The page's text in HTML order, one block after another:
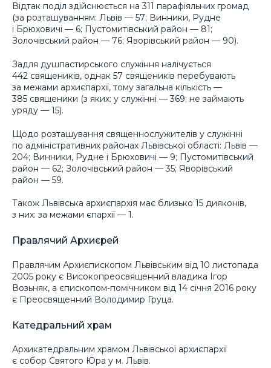
Відтак поділ здійснюється на 311 парафіяльних громад
(за розташуванням: Львів — 57; Винники, Рудне
і Брюховичі — 6; Пустомитівський район — 81;
Золочівський район — 76; Яворівський район — 90).
Задля душпастирського служіння налічується
442 священиків, однак 57 священиків перебувають
за межами архиєпархії, тому загальна кількість —
385 священики (з яких: у служінні — 369; не займають
уряду — 15).
Щодо розташування священнослужителів у служінні
по адміністративних районах Львівської області: Львів —
204; Винники, Рудне і Брюховичі — 9; Пустомитівський
район — 62; Золочівський район — 35; Яворівський
район — 59.
Також Львівська архиєпархія має близько 15 дияконів,
з них: за межами єпархії — 1.
Правлячий Архиєрей
Правлячим Архиєпископом Львівським від 10 листопада
2005 року є Високопреосвященний владика Ігор
Возьняк, а єпископом-помічником від 14 січня 2016 року
є Преосвященний Володимир Груца.
Катедральний храм
Архикатедральним храмом Львівської архиєпархії
є собор Святого Юра у м. Львів.